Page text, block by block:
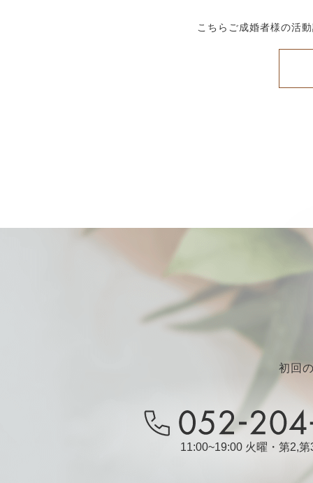
こちらご成婚者様の活
初回
11:00~19:00 火曜・第2,